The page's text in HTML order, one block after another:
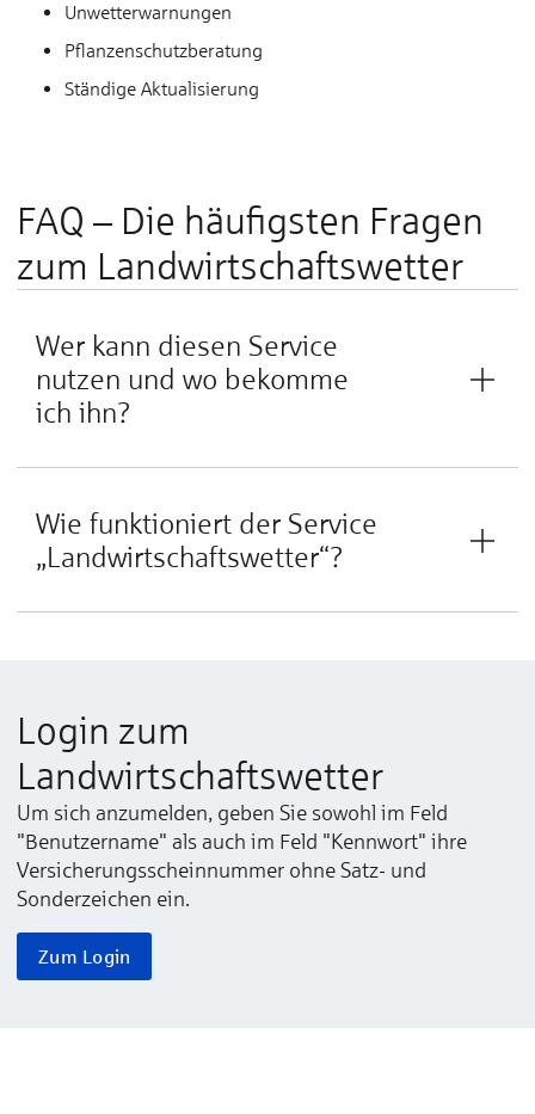
Unwetterwarnungen
Pflanzenschutzberatung
Ständige Aktualisierung
FAQ – Die häufigsten Fragen
zum Land­wirt­schafts­wetter
Wer kann diesen Service
nutzen und wo bekomme
ich ihn?
Wie funktioniert der Service
„Landwirtschaftswetter“?
Login zum
Landwirtschaftswetter
Um sich anzumelden, geben Sie sowohl im Feld
"Benutzername" als auch im Feld "Kennwort" ihre
Versicherungsscheinnummer ohne Satz- und
Sonderzeichen ein.
Zum Login